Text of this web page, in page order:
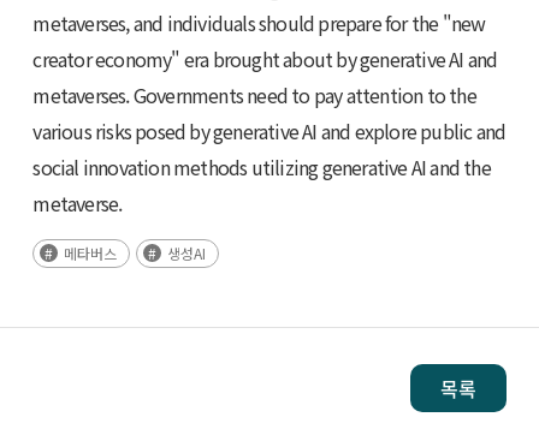
metaverses, and individuals should prepare for the "new
creator economy" era brought about by generative AI and
metaverses. Governments need to pay attention to the
various risks posed by generative AI and explore public and
social innovation methods utilizing generative AI and the
metaverse.
메타버스 생성AI
목록